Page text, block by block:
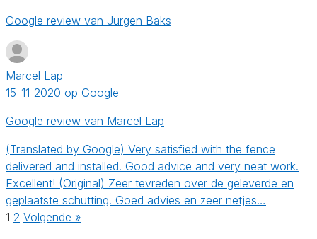
Google review van Jurgen Baks
Marcel Lap
15-11-2020 op Google
Google review van Marcel Lap
(Translated by Google) Very satisfied with the fence
delivered and installed. Good advice and very neat work.
Excellent! (Original) Zeer tevreden over de geleverde en
geplaatste schutting. Goed advies en zeer netjes…
1 2 Volgende »